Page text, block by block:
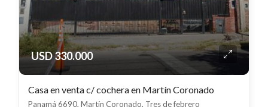
USD 330.000
Casa en venta c/ cochera en Martín Coronado
Panamá 6690, Martín Coronado, Tres de febrero